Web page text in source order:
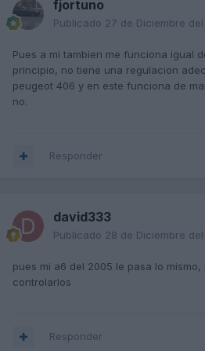
fjortuno
Publicado 27 de Diciembre
Pues a mi tambien me funciona igual
principio, no tiene una regulacion
peugeot 406 y en este funciona de
no.
Responder
david333
Publicado 28 de Diciembre
pues mi a6 del 2005 le pasa lo
controlarlos
Responder